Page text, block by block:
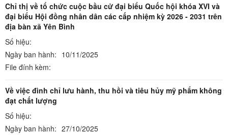
Chỉ thị về tổ chức cuộc bầu cử đại biểu Quốc hội khóa XVI và
đại biểu Hội đồng nhân dân các cấp nhiệm kỳ 2026 - 2031 trên
địa bàn xã Yên Bình
Số hiệu:
Ngày ban hành: 10/11/2025
File đính kèm:
Về việc đình chỉ lưu hành, thu hồi và tiêu hủy mỹ phẩm không
đạt chất lượng
Số hiệu:
Ngày ban hành: 27/10/2025